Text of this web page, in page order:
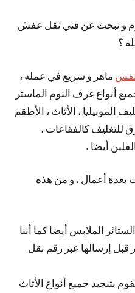
و تبحث عن فني نقل عفش
؟
ماهر و سريع في عمله ،
أنواع غرف النوم الماستر
الموبيليا ، الأثاث ، الأطقم
للتغليف كالفقاعات ،
أيضا .
أعمال ، و من هذه
الملابس أيضا كما أننا
قبل إرسالها عبر رقم نقل
بتنجيد جميع أنواع الأثاث